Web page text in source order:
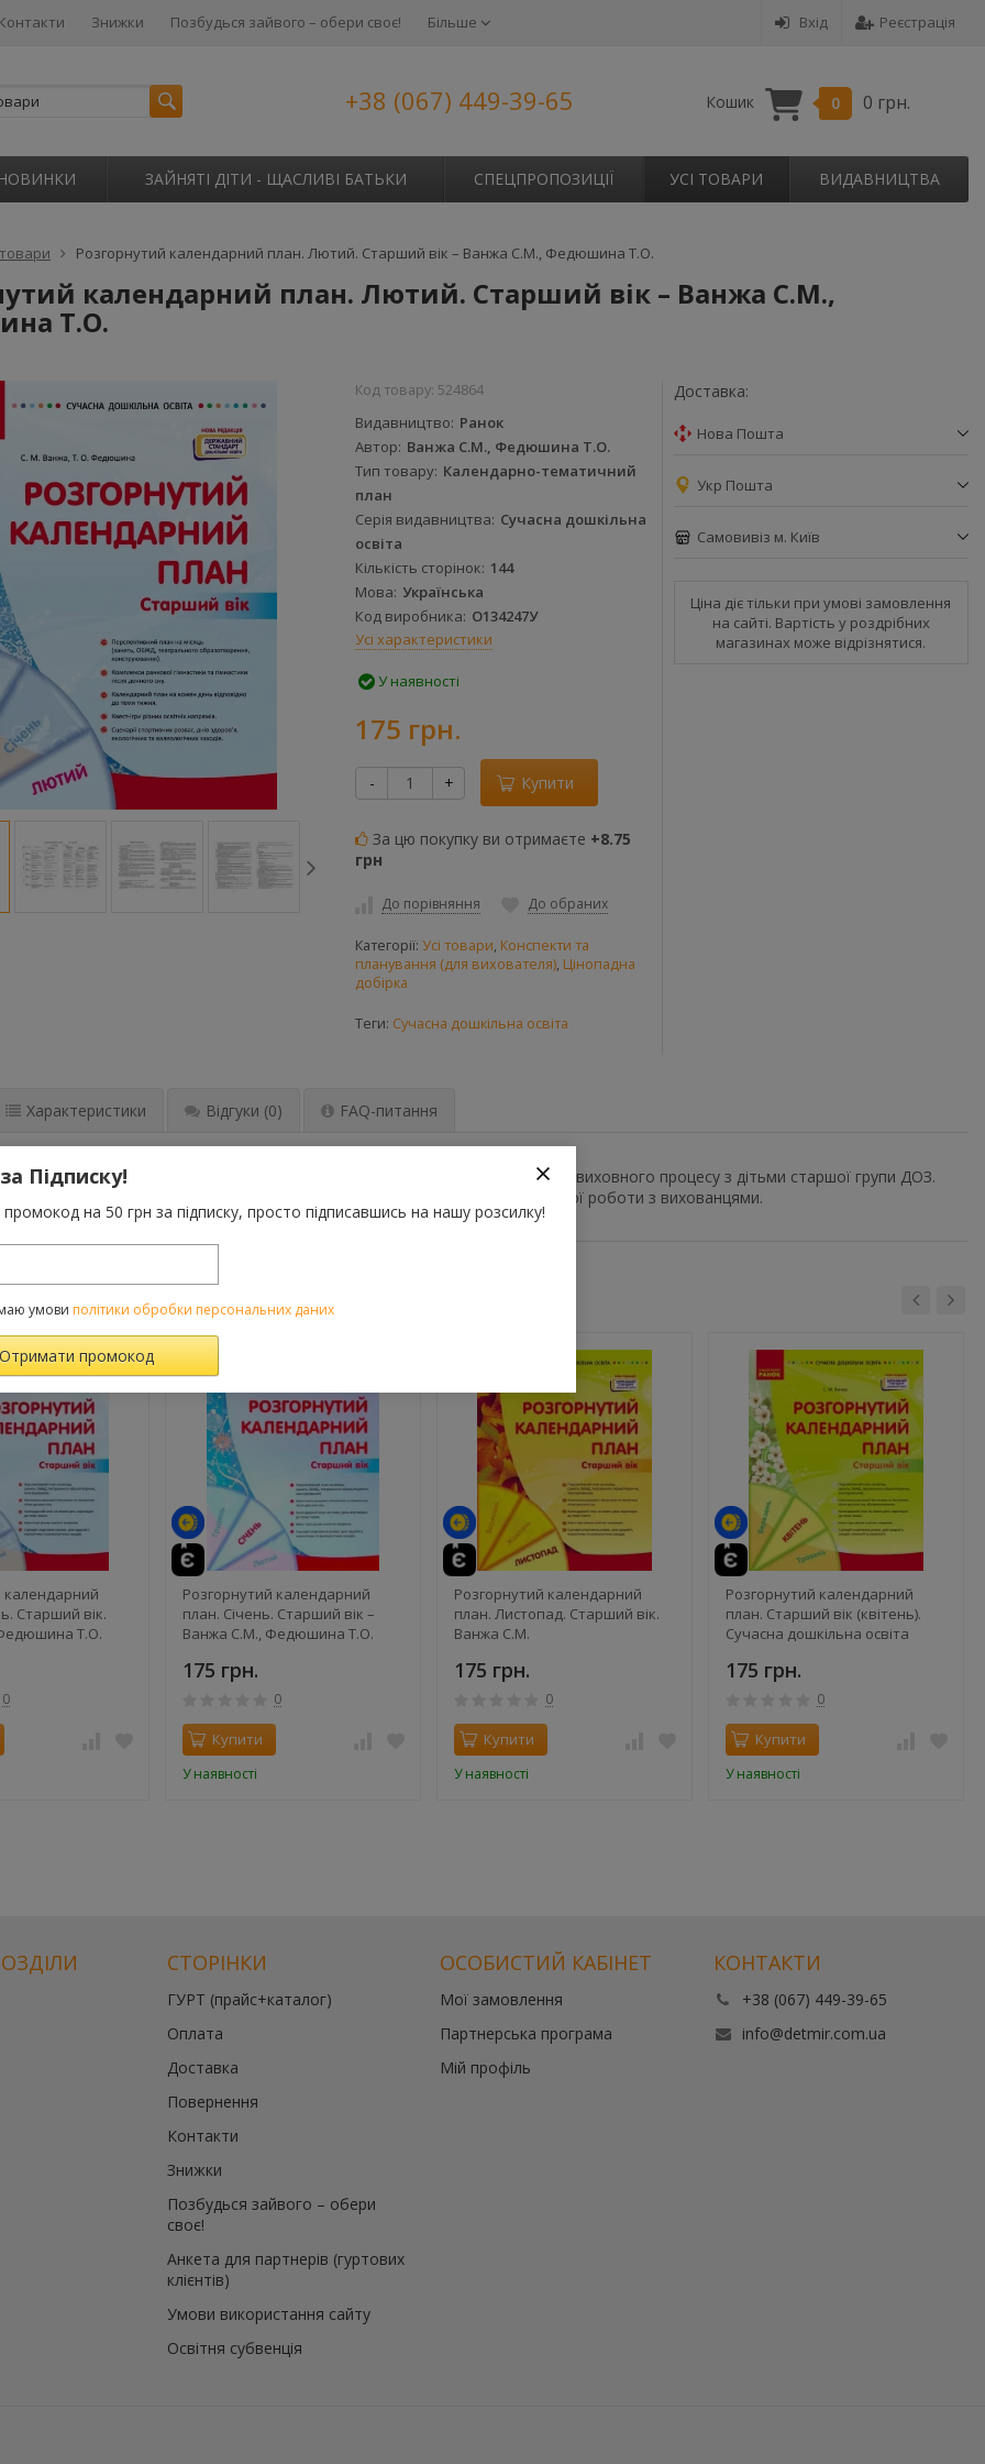
Вхід Реєстрація
Контакти Знижки Позбудься зайвого – обери своє! Більше
+38 (067) 449-39-65 Кошик 0 0 грн.
НОВИНКИ ЗАЙНЯТІ ДІТИ - ЩАСЛИВІ БАТЬКИ СПЕЦПРОПОЗИЦІЇ УСІ ТОВАРИ ВИДАВНИЦТВА
товари Розгорнутий календарний план. Лютий. Старший вік – Ванжа С.М., Федюшина Т.О.
календарний план. Лютий. Старший вік – Ванжа С.М.,
Т.О.
Код товару: 524864
Видавництво Ранок
Автор Ванжа С.М., Федюшина Т.О.
Тип товару Календарно-тематичний
план
Серія видавництва Сучасна дошкільна
освіта
Кількість сторінок 144
Мова Українська
Код виробника О134247У
Усі характеристики
У наявності
175 грн.
- + Купити
За цю покупку ви отримаєте +8.75
грн
До порівняння До обраних
Категорії: Усі товари, Конспекти та
планування (для вихователя), Цінопадна
добірка
Теги: Сучасна дошкільна освіта
Доставка:
Нова Пошта
Укр Пошта
Самовивіз м. Київ
Ціна діє тільки при умові замовлення
на сайті. Вартість у роздрібних
магазинах може відрізнятися.
Характеристики Відгуки (0) FAQ-питання
перспективний та розгорнутий календарний план організації освітньо-виховного процесу з дітьми старшої групи ДОЗ.
використовувати як робочий календарний план, журнал ведення щоденної роботи з вихованцями.
ТАКОЖ КУПУЮТЬ
календарний
Старший вік.
Т.О.
0
Розгорнутий календарний
план. Січень. Старший вік –
Ванжа С.М., Федюшина Т.О.
175 грн.
0
Купити
У наявності
Розгорнутий календарний
план. Листопад. Старший вік.
Ванжа С.М.
175 грн.
0
Купити
У наявності
Розгорнутий календарний
план. Старший вік (квітень).
Сучасна дошкільна освіта
175 грн.
0
Купити
У наявності
СТОРІНКИ
ГУРТ (прайс+каталог)
Оплата
Доставка
Повернення
Контакти
Знижки
Позбудься зайвого – обери
своє!
Анкета для партнерів (гуртових
клієнтів)
Умови використання сайту
Освітня субвенція
ОСОБИСТИЙ КАБІНЕТ
Мої замовлення
Партнерська програма
Мій профіль
КОНТАКТИ
+38 (067) 449-39-65
info@detmir.com.ua
Підписку!
на 50 грн за підписку, просто підписавшись на нашу розсилку!
умови політики обробки персональних даних